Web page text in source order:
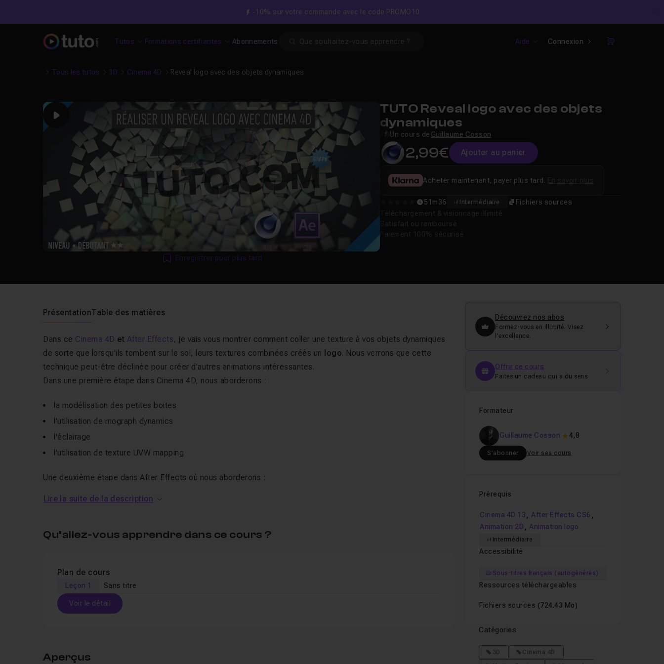
-10% sur votre commande avec le code PROMO10
Tutos Formations certifiantes Abonnements Aide Connexion
Panier
Tous les tutos 3D Cinema 4D Reveal logo avec des objets dynamiques
Play
Enregistrer pour plus tard
TUTO Reveal logo avec des objets
dynamiques
Un cours de Guillaume Cosson
2,99€ Ajouter au panier
51m36 Intermédiaire Fichiers sources
Acheter maintenant, payer plus tard.
PrésentationTable des matières
Dans ce Cinema 4D et After Effects, je vais vous montrer comment coller une texture à vos objets dynamiques
de sorte que lorsqu'ils tombent sur le sol, leurs textures combinées créés un
logo. Nous verrons que cette
technique peut-être déclinée pour créer d'autres animations intéressantes.
Dans une première étape dans Cinema 4D, nous aborderons :
la modélisation des petites boites
l'utilisation de mograph dynamics
l'éclairage
l'utilisation de texture UVW mapping
Une deuxième étape dans After Effects où nous aborderons :
des corrections de couleurs
l'ajout demotionblur ou flou de bougé
Bon tuto !
Lire la suite de la description
Qu’allez-vous apprendre dans ce cours ?
Plan de cours
Leçon 1 Sans titre
Voir le détail
Aperçus
Découvrez nos abos
Formez-vous en illimité. Visez
l’excellence.
Offrir ce cours
Faites un cadeau qui a du sens.
Formateur
Guillaume Cosson 4,8
S'abonner Voir ses cours
Prérequis
Cinema 4D 13 , After Effects CS6 ,
Animation 2D , Animation logo
Intermédiaire
Accessibilité
Sous-titres français (autogénérés)
Ressources téléchargeables
Fichiers sources (724.43 Mo)
Catégories
3D
Cinema 4D